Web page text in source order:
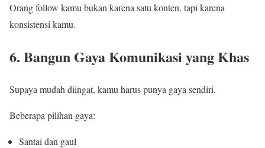
Orang follow kamu bukan karena satu konten, tapi karena
konsistensi kamu.
6. Bangun Gaya Komunikasi yang Khas
Supaya mudah diingat, kamu harus punya gaya sendiri.
Beberapa pilihan gaya:
Santai dan gaul